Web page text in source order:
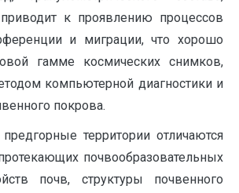
приводит к проявлению процессов
и миграции, что хорошо
гамме космических снимков,
компьютерной диагностики и
покрова.
территории отличаются
почвообразовательных
почв, структуры почвенного